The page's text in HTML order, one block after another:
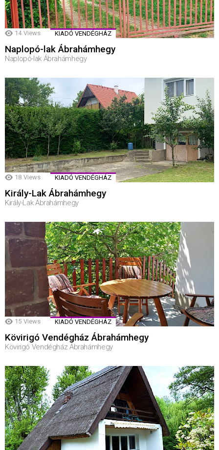
14 Views KIADÓ VENDÉGHÁZ
Naplopó-lak Ábrahámhegy
Naplopó-lak Ábrahámhegy
18 Views KIADÓ VENDÉGHÁZ
Király-Lak Ábrahámhegy
Király-Lak Ábrahámhegy
15 Views KIADÓ VENDÉGHÁZ
Kövirigó Vendégház Ábrahámhegy
Kövirigó Vendégház Ábrahámhegy